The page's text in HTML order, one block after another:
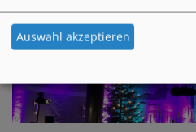
Auswahl akzeptieren